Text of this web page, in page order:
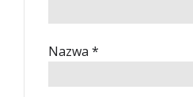
Nazwa *